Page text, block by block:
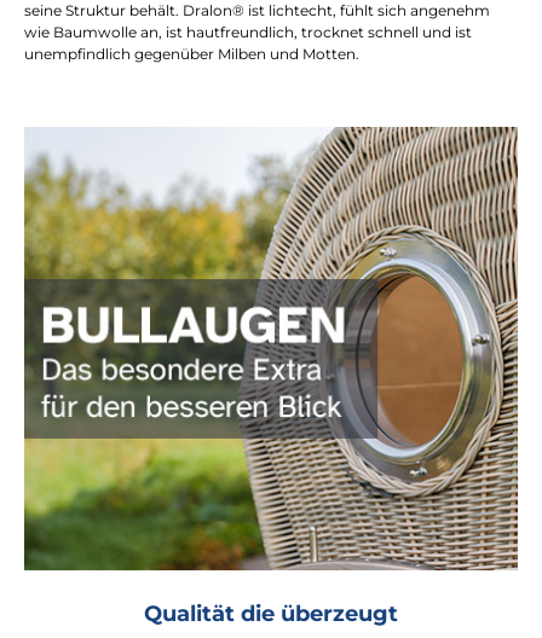
seine Struktur behält. Dralon® ist lichtecht, fühlt sich angenehm
wie Baumwolle an, ist hautfreundlich, trocknet schnell und ist
unempfindlich gegenüber Milben und Motten.
Qualität die überzeugt